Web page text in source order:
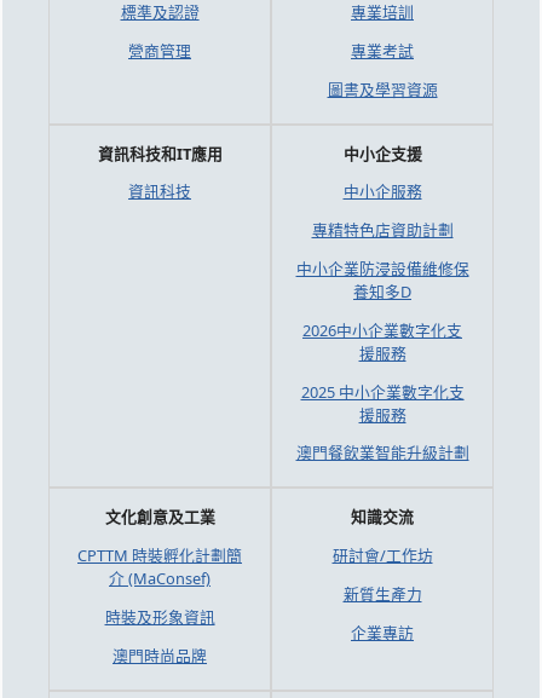
標準及認證
營商管理
專業培訓
專業考試
圖書及學習資源
資訊科技和IT應用
資訊科技
中小企支援
中小企服務
專精特色店資助計劃
中小企業防浸設備維修保
養知多D
2026中小企業數字化支
援服務
2025 中小企業數字化支
援服務
澳門餐飲業智能升級計劃
文化創意及工業
CPTTM 時裝孵化計劃簡
介 (MaConsef)
時裝及形象資訊
澳門時尚品牌
知識交流
研討會/工作坊
新質生產力
企業專訪